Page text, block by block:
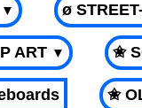
▼ ø
ART ▼ ✬
✬